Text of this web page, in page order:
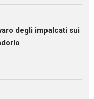
degli impalcati sui